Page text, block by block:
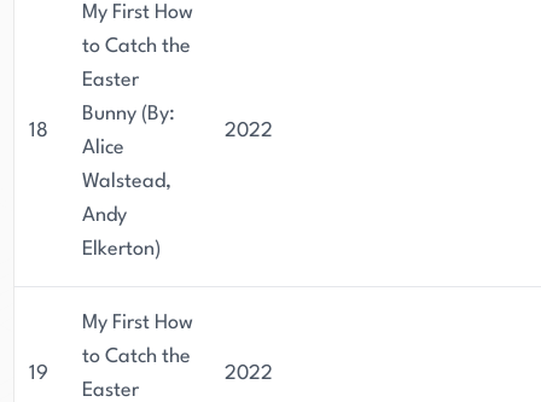
18
My First How
to Catch the
Easter
Bunny (By:
Alice
Walstead,
Andy
Elkerton)
2022
19
My First How
to Catch the
Easter
2022